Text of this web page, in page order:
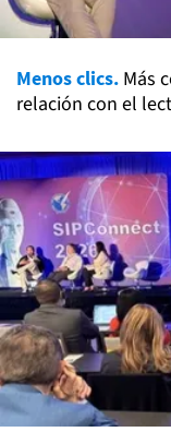
Menos clics. Más
relación con el